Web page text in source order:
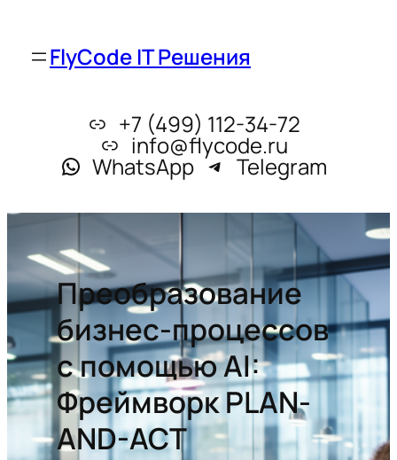
FlyCode IT Решения
+7 (499) 112-34-72
info@flycode.ru
WhatsApp Telegram
Преобразование
бизнес-процессов
с помощью AI:
Фреймворк PLAN-
AND-ACT